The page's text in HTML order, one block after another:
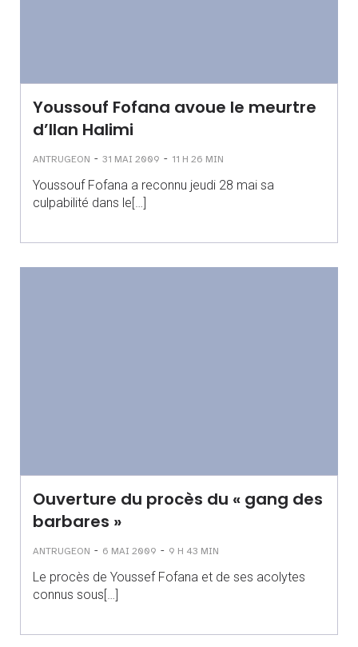
Youssouf Fofana avoue le meurtre
d’Ilan Halimi
ANTRUGEON - 31 MAI 2009 - 11 H 26 MIN
Youssouf Fofana a reconnu jeudi 28 mai sa
culpabilité dans le[…]
Ouverture du procès du « gang des
barbares »
ANTRUGEON - 6 MAI 2009 - 9 H 43 MIN
Le procès de Youssef Fofana et de ses acolytes
connus sous[…]